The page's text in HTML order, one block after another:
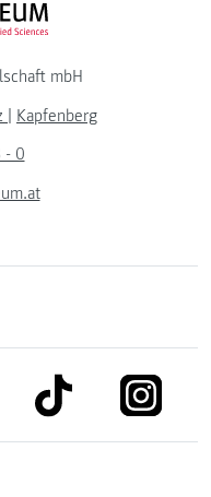
FH JOANNEUM Logo
mbH
| Kapfenberg
- 0
to linkedinlink to tiktok link to